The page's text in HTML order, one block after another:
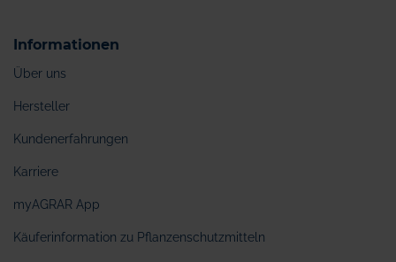
Informationen
Über uns
Hersteller
Kundenerfahrungen
Karriere
myAGRAR App
Käuferinformation zu Pflanzenschutzmitteln